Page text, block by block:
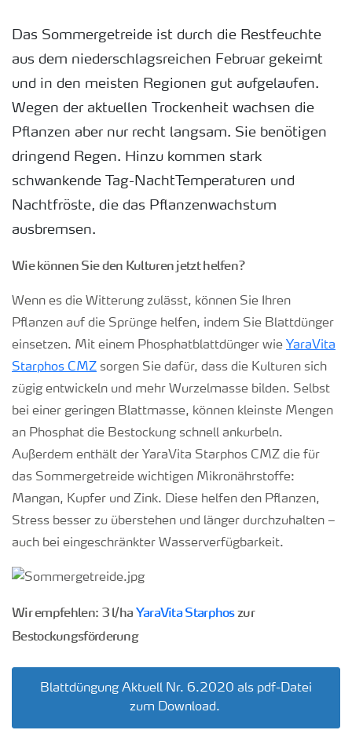
Das Sommergetreide ist durch die Restfeuchte
aus dem niederschlagsreichen Februar gekeimt
und in den meisten Regionen gut aufgelaufen.
Wegen der aktuellen Trockenheit wachsen die
Pflanzen aber nur recht langsam. Sie benötigen
dringend Regen. Hinzu kommen stark
schwankende Tag-NachtTemperaturen und
Nachtfröste, die das Pflanzenwachstum
ausbremsen.
Wie können Sie den Kulturen jetzt helfen?
Wenn es die Witterung zulässt, können Sie Ihren
Pflanzen auf die Sprünge helfen, indem Sie Blattdünger
einsetzen. Mit einem Phosphatblattdünger wie YaraVita
Starphos CMZ sorgen Sie dafür, dass die Kulturen sich
zügig entwickeln und mehr Wurzelmasse bilden. Selbst
bei einer geringen Blattmasse, können kleinste Mengen
an Phosphat die Bestockung schnell ankurbeln.
Außerdem enthält der YaraVita Starphos CMZ die für
das Sommergetreide wichtigen Mikronährstoffe:
Mangan, Kupfer und Zink. Diese helfen den Pflanzen,
Stress besser zu überstehen und länger durchzuhalten –
auch bei eingeschränkter Wasserverfügbarkeit.
Wir empfehlen: 3 l/ha YaraVita Starphoszur
Bestockungsförderung
Blattdüngung Aktuell Nr. 6.2020 als pdf-Datei
zum Download.